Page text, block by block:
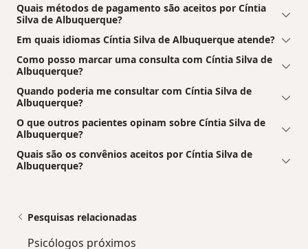
Quais métodos de pagamento são aceitos por Cíntia
Silva de Albuquerque?
Em quais idiomas Cíntia Silva de Albuquerque atende?
Como posso marcar uma consulta com Cíntia Silva de
Albuquerque?
Quando poderia me consultar com Cíntia Silva de
Albuquerque?
O que outros pacientes opinam sobre Cíntia Silva de
Albuquerque?
Quais são os convênios aceitos por Cíntia Silva de
Albuquerque?
Pesquisas relacionadas
Psicólogos próximos